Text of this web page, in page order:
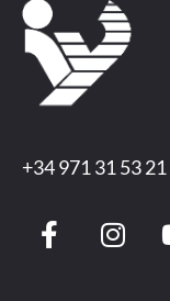
+34 971 31 53 21
F
a
I
n